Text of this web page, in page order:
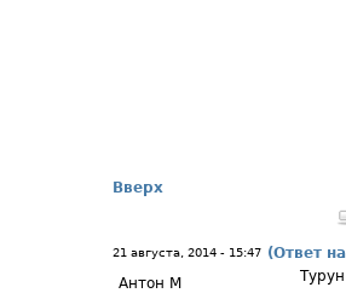
Вверх
21 августа, 2014 - 15:47 (Ответ
Антон М